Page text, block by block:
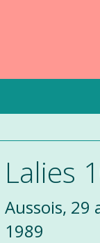
Lalies
Aussois,
1989